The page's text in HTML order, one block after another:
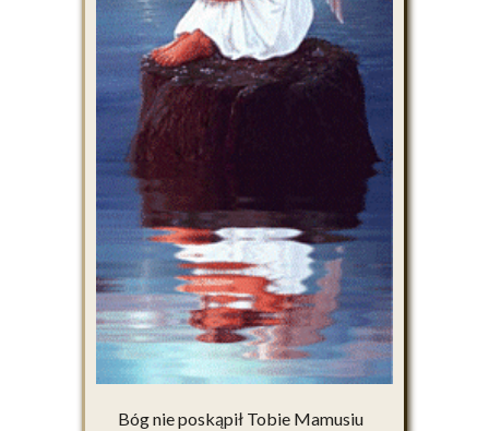
Bóg nie poskąpił Tobie Mamusiu